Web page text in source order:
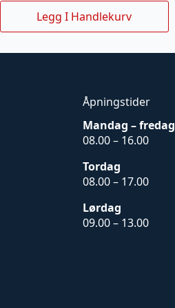
6,599kr.
5,849.10kr.Legg I Handlekurv
Åpningstider
Mandag – fredag
08.00 – 16.00
Tordag
08.00 – 17.00
Lørdag
09.00 – 13.00